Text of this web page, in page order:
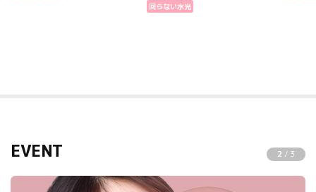
回らない水光
EVENT 2 / 3